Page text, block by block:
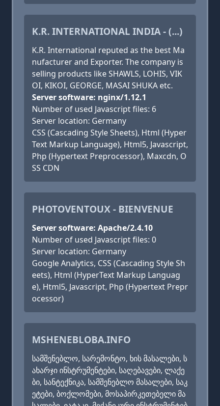
K.R. INTERNATIONAL INDIA - (...)
K.R. International reputed as the best Ma
nufacturer and Exporter. The company is
selling products like SHAWLS, LOHIS, VIK
OI, KIKOI, GEORGE, MASAI SHUKA etc.
Server software: nginx/1.12.1
Number of used Javascript files: 6
Server location: Germany
CSS (Cascading Style Sheets), Html (Hyper
Text Markup Language), Html5, Javascript,
Php (Hypertext Preprocessor), Maxcdn, O
SS CDN
PHOTOVENTOUX - BIENVENUE
Server software: Apache/2.4.10
Number of used Javascript files: 0
Server location: Germany
Google Analytics, CSS (Cascading Style Sh
eets), Html (HyperText Markup Languag
e), Html5, Javascript, Php (Hypertext Prepr
ocessor)
MSHENEBLOBA.INFO
სამშენებლო, სარემონტო, ხის მასალები, ს
ახარჯი ინსტრუმენტები, საღებავები, ლაქე
ბი, სანტექნიკა, სამშენებლო მასალები, საკ
ეტები, ბოქლომები, მოსაპირკეთებელი მა